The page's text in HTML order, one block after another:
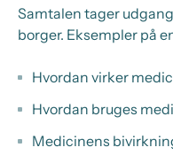
Samtalen tager
borger. Eksempler på
Hvordan virker
Hvordan bruges
Medicinens